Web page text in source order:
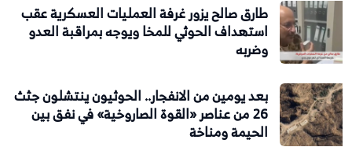
طارق صالح يزور غرفة العمليات العسكرية عقب
استهداف الحوثي للمخا ويوجه بمراقبة العدو
وضربه
بعد يومين من الانفجار.. الحوثيون ينتشلون جثث
26 من عناصر «القوة الصاروخية» في نفق بين
الحيمة ومناخة